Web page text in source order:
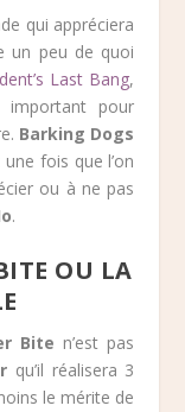
qui appréciera
un peu de quoi
Last Bang,
pour
Barking Dogs
fois que l’on
ou à ne pas
.
OU LA
Bite n’est pas
qu’il réalisera 3
le mérite de